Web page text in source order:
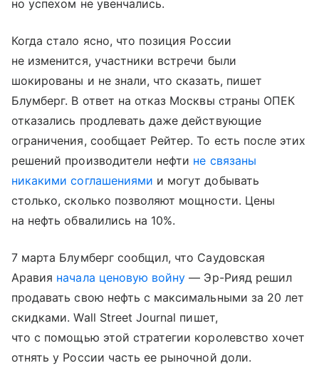
но успехом не увенчались.
Когда стало ясно, что позиция России
не изменится, участники встречи были
шокированы и не знали, что сказать, пишет
Блумберг. В ответ на отказ Москвы страны ОПЕК
отказались продлевать даже действующие
ограничения, сообщает Рейтер. То есть после этих
решений производители нефти не связаны
никакими соглашениями и могут добывать
столько, сколько позволяют мощности. Цены
на нефть обвалились на 10%.
7 марта Блумберг сообщил, что Саудовская
Аравия начала ценовую войну — Эр-Рияд решил
продавать свою нефть с максимальными за 20 лет
скидками. Wall Street Journal пишет,
что с помощью этой стратегии королевство хочет
отнять у России часть ее рыночной доли.